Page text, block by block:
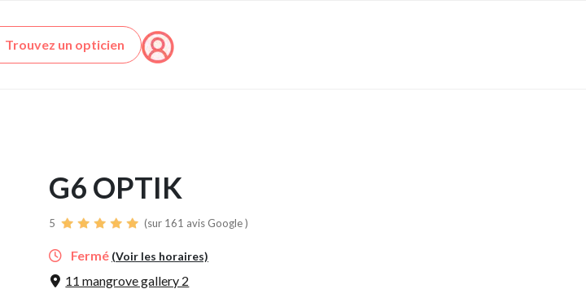
Trouvez un opticien
G6 OPTIK
5 (sur 161 avis Google )
Fermé (Voir les horaires)
11 mangrove gallery 2